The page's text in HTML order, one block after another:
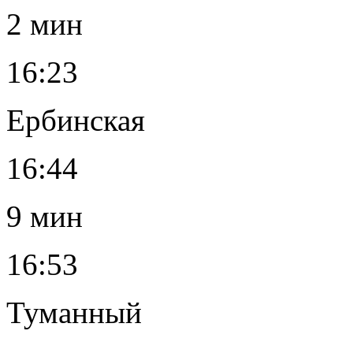
2 мин
16:23
Ербинская
16:44
9 мин
16:53
Туманный